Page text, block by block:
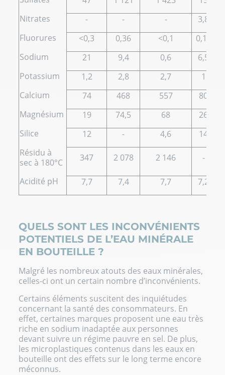
Nitrates
- - -
3,8
Fluorures
<0,3 0,36 <0,1
0,12
Sodium
21 9,4 0,6
6,5
Potassium
1,2 2,8 2,7
1
Calcium
74 468 557
80
Magnésium
19 74,5 68
26
Silice
12 - 4,6
14
Résidu à
sec à 180°C
347 2 078 2 146 -
Acidité pH 7,7 7,4 7,7 7,2
QUELS SONT LES INCONVÉNIENTS
POTENTIELS DE L’EAU MINÉRALE
EN BOUTEILLE ?
Malgré les nombreux atouts des eaux minérales,
celles-ci ont un certain nombre d’inconvénients.
Certains éléments suscitent des inquiétudes
concernant la santé des consommateurs. En
effet, certaines marques proposent une eau très
riche en sodium inadaptée aux personnes
devant suivre un régime pauvre en sel. De plus,
les microplastiques contenus dans les eaux en
bouteille ont des effets sur le long terme encore
méconnus.